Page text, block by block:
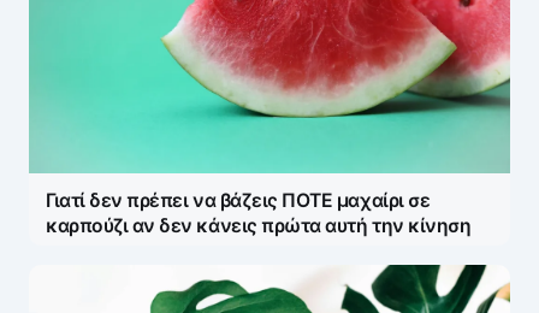
Γιατί δεν πρέπει να βάζεις ΠΟΤΕ μαχαίρι σε
καρπούζι αν δεν κάνεις πρώτα αυτή την κίνηση